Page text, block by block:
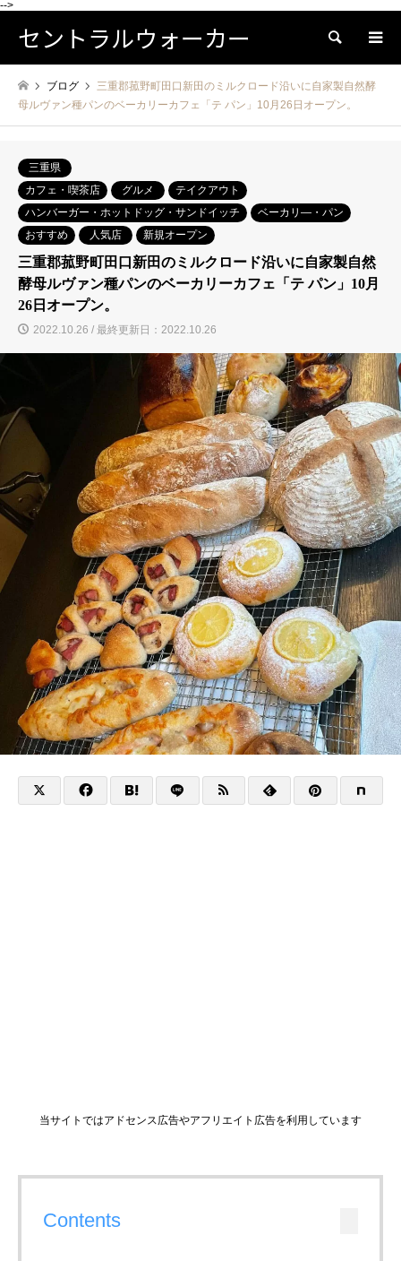
-->
セントラルウォーカー 検索
ブログ
三重郡菰野町田口新田のミルクロード沿いに自家製自然酵
母ルヴァン種パンのベーカリーカフェ「テ パン」10月26日オープン。
三重県
カフェ・喫茶店
グルメ
テイクアウト
ハンバーガー・ホットドッグ・サンドイッチ
ベーカリ―・パン
おすすめ
人気店 新規オープン
三重郡菰野町田口新田のミルクロード沿いに自家製自然
酵母ルヴァン種パンのベーカリーカフェ「テ パン」10月
26日オープン。
2022.10.26 / 最終更新日：2022.10.26
当サイトではアドセンス広告やアフリエイト広告を利用しています
Contents